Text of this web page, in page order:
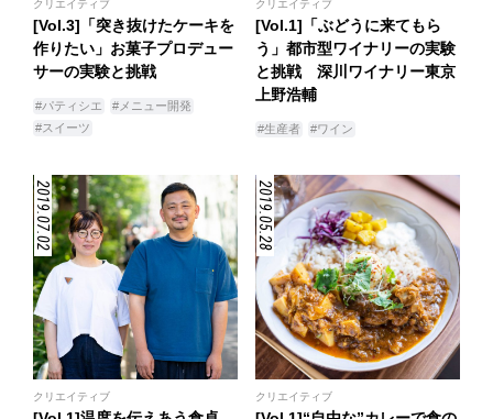
クリエイティブ
[Vol.3]「突き抜けたケーキを
作りたい」お菓子プロデュー
サーの実験と挑戦
#パティシエ
#メニュー開発
#スイーツ
クリエイティブ
[Vol.1]「ぶどうに来てもら
う」都市型ワイナリーの実験
と挑戦 深川ワイナリー東京
上野浩輔
#生産者 #ワイン
2019.07.02
クリエイティブ
2019.05.28
クリエイティブ